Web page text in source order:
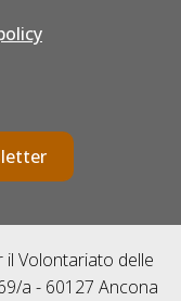
il Volontariato delle
a - 60127 Ancona